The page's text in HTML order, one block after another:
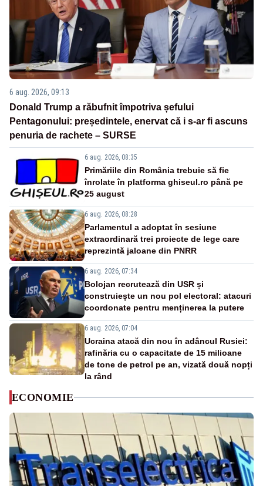
6 aug. 2026, 09:13
Donald Trump a răbufnit împotriva șefului
Pentagonului: președintele, enervat că i s-ar fi ascuns
penuria de rachete – SURSE
6 aug. 2026, 08:35
Primăriile din România trebuie să fie
înrolate în platforma ghiseul.ro până pe
25 august
6 aug. 2026, 08:28
Parlamentul a adoptat în sesiune
extraordinară trei proiecte de lege care
reprezintă jaloane din PNRR
6 aug. 2026, 07:34
Bolojan recrutează din USR și
construiește un nou pol electoral: atacuri
coordonate pentru menținerea la putere
6 aug. 2026, 07:04
Ucraina atacă din nou în adâncul Rusiei:
rafinăria cu o capacitate de 15 milioane
de tone de petrol pe an, vizată două nopți
la rând
ECONOMIE